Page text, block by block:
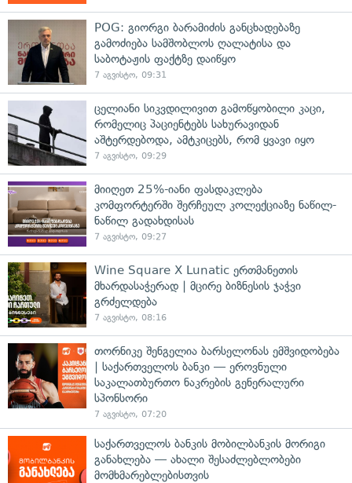
POG: გიორგი ბარამიძის განცხადებაზე
გამოძიება სამშობლოს ღალატისა და
საბოტაჟის ფაქტზე დაიწყო
7 აგვისტო, 09:31
ცელიანი სიკვდილივით გამოწყობილი კაცი,
რომელიც პაციენტებს სახურავიდან
აშტერდებოდა, ამტკიცებს, რომ ყვავი იყო
7 აგვისტო, 09:29
მიიღეთ 25%-იანი ფასდაკლება
კომფორტერში შერჩეულ კოლექციაზე ნაწილ-
ნაწილ გადახდისას
7 აგვისტო, 09:27
Wine Square X Lunatic ერთმანეთის
მხარდასაჭერად | მცირე ბიზნესის ჯაჭვი
გრძელდება
7 აგვისტო, 08:16
თორნიკე შენგელია ბარსელონას ემშვიდობება
| საქართველოს ბანკი — ეროვნული
საკალათბურთო ნაკრების გენერალური
სპონსორი
7 აგვისტო, 07:20
საქართველოს ბანკის მობილბანკის მორიგი
განახლება — ახალი შესაძლებლობები
მომხმარებლებისთვის